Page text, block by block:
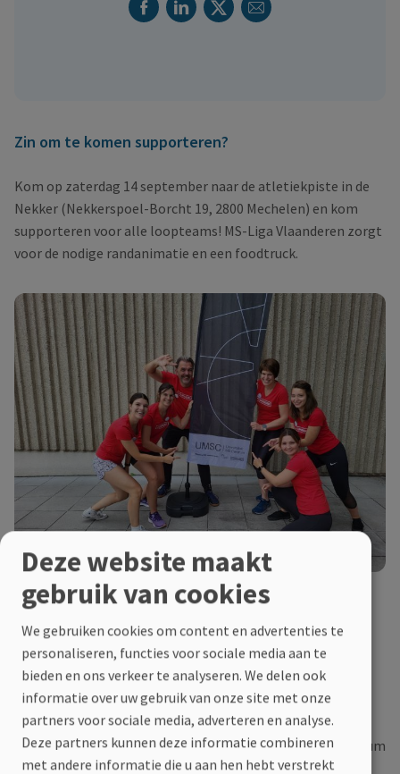
Deel dit
Facebook
Linkedin
TwitterE-mail
Zin om te komen supporteren?
Kom op zaterdag 14 september naar de atletiekpiste in de
Nekker (Nekkerspoel-Borcht 19, 2800 Mechelen) en kom
supporteren voor alle loopteams! MS-Liga Vlaanderen zorgt
voor de nodige randanimatie en een foodtruck.
Waarom deze actie?
Het UMSC is een partnerschap tussen Noorderhart
Revalidatie & MS én het Biomedisch onderzoeksinstituut
binnen UHasselt.
Noorderhart Revalidatie & MS is een gespecialiseerd centrum
voor personen met MS. Je kan er terecht voor een
Deze website maakt
gebruik van cookies
We gebruiken cookies om content en advertenties te
personaliseren, functies voor sociale media aan te
bieden en ons verkeer te analyseren. We delen ook
informatie over uw gebruik van onze site met onze
partners voor sociale media, adverteren en analyse.
Deze partners kunnen deze informatie combineren
met andere informatie die u aan hen hebt verstrekt